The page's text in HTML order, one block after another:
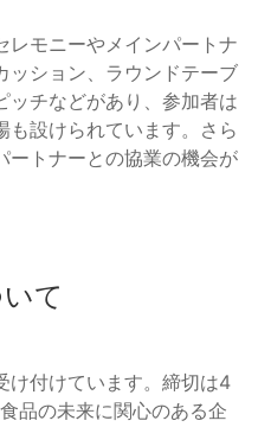
レモニーやメインパートナ
ッション、ラウンドテーブ
ッチなどがあり、参加者は
も設けられています。さら
ートナーとの協業の機会が
て
け付けています。締切は4
品の未来に関心のある企